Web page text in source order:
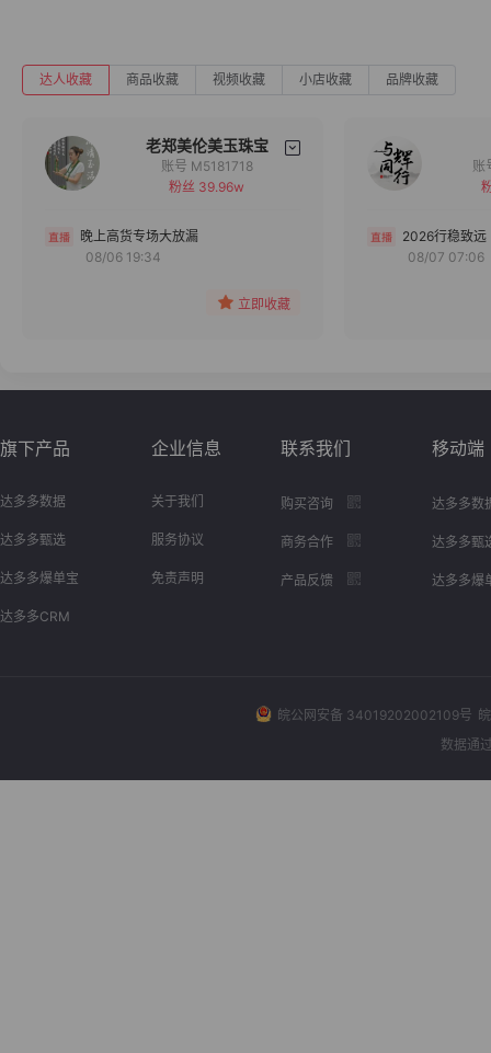
达人收藏 商品收藏 视频收藏 小店收藏 品牌收藏
老郑美伦美玉珠宝
备注
分组
账号 M5181718
粉丝 39.96w
晚上高货专场大放漏
08/06 19:34
立即收藏
2026行稳致远
08/07 07:06
旗下产品
达多多数据
达多多甄选
达多多爆单宝
达多多CRM
企业信息
关于我们
服务协议
免责声明
联系我们
购买咨询
商务合作
产品反馈
移动端
达多多数
达多多甄
达多多爆
皖公网安备 34019202002109号
数据通